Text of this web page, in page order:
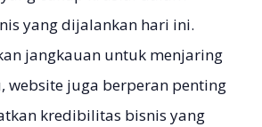
yang dijalankan hari ini.
jangkauan untuk menjaring
website juga berperan penting
kredibilitas bisnis yang